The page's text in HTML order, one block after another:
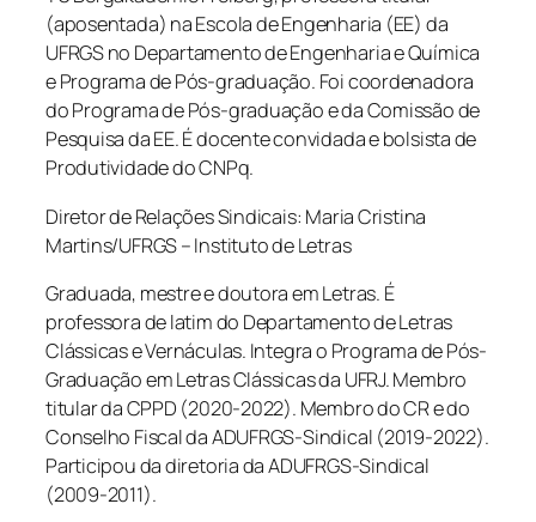
(aposentada) na Escola de Engenharia (EE) da
UFRGS no Departamento de Engenharia e Química
e Programa de Pós-graduação. Foi coordenadora
do Programa de Pós-graduação e da Comissão de
Pesquisa da EE. É docente convidada e bolsista de
Produtividade do CNPq.
Diretor de Relações Sindicais: Maria Cristina
Martins/UFRGS – Instituto de Letras
Graduada, mestre e doutora em Letras. É
professora de latim do Departamento de Letras
Clássicas e Vernáculas. Integra o Programa de Pós-
Graduação em Letras Clássicas da UFRJ. Membro
titular da CPPD (2020-2022). Membro do CR e do
Conselho Fiscal da ADUFRGS-Sindical (2019-2022).
Participou da diretoria da ADUFRGS-Sindical
(2009-2011).